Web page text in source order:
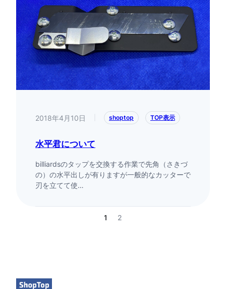
2018年4月10日 shoptop TOP表示
水平君について
billiardsのタップを交換する作業で先角（さきづ
の）の水平出しが有りますが一般的なカッターで
刃を立てて使…
1 2